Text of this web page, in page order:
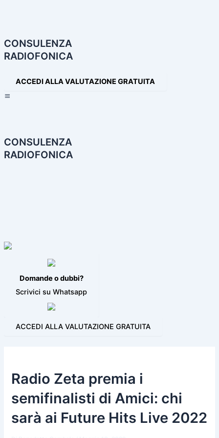
CONSULENZA
RADIOFONICA
ACCEDI ALLA VALUTAZIONE GRATUITA
CONSULENZA
RADIOFONICA
Domande o dubbi?
Scrivici su Whatsapp
ACCEDI ALLA VALUTAZIONE GRATUITA
Radio Zeta premia i
semifinalisti di Amici: chi
sarà ai Future Hits Live 2022